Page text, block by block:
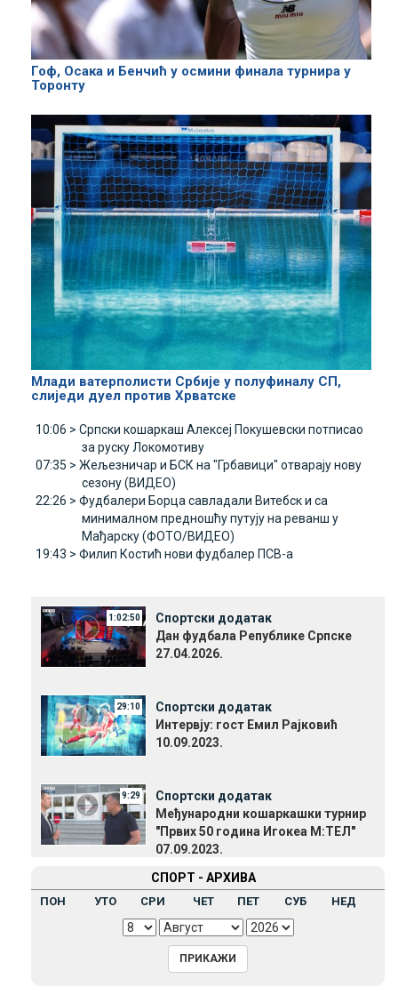
Гоф, Осака и Бенчић у осмини финала турнира у
Торонту
Млади ватерполисти Србије у полуфиналу СП,
слиједи дуел против Хрватске
10:06 > Српски кошаркаш Алексеј Покушевски потписао
за руску Локомотиву
07:35 > Жељезничар и БСК на "Грбавици" отварају нову
сезону (ВИДЕО)
22:26 > Фудбалери Борца савладали Витебск и са
минималном предношћу путују на реванш у
Мађарску (ФОТО/ВИДЕО)
19:43 > Филип Костић нови фудбалер ПСВ-а
1:02:50
Спортски додатак
Дан фудбала Републике Српске
27.04.2026.
29:10
Спортски додатак
Интервју: гост Емил Рајковић
10.09.2023.
9:29
Спортски додатак
Међународни кошаркашки турнир
"Првих 50 година Игокеа М:ТЕЛ"
07.09.2023.
СПОРТ - АРХИВА
ПОН УТО СРИ ЧЕТ ПЕТ СУБ НЕД